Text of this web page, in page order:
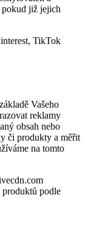
již jejich
TikTok
Vašeho
reklamy
obsah nebo
či produkty a měřit
na tomto
podle